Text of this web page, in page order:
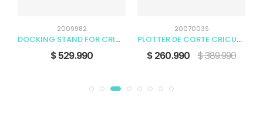
2009982
DOCKING STAND FOR CRICUT VENTURE
$ 529.990
2007003S
PLOTTER DE CORTE CRICUT MAKER CHAMPAGNE
$ 260.990 $ 389.990